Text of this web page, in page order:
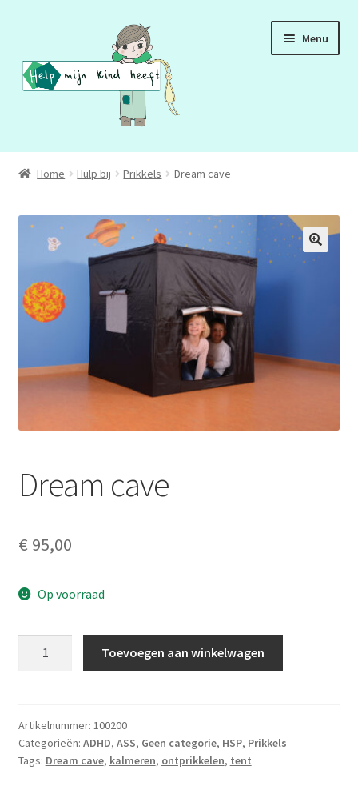
naar
navigatie
de
inhoud
Menu
ADD
DCD
HSP
LS
SCHOLEN
Home Hulp bij Prikkels Dream cave
Dream cave
€ 95,00
Op voorraad
Toevoegen aan winkelwagen
Artikelnummer: 100200
Categorieën: ADHD, ASS, Geen categorie, HSP, Prikkels
Tags: Dream cave, kalmeren, ontprikkelen, tent